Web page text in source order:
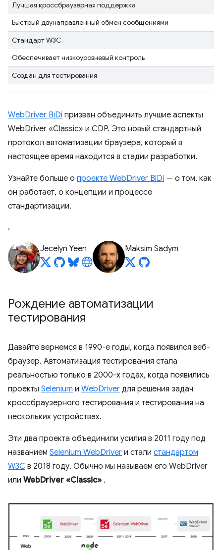
Лучшая кроссбраузерная поддержка
Быстрый двунаправленный обмен сообщениями
Стандарт W3C
Обеспечивает низкоуровневый контроль
Создан для тестирования
WebDriver BiDi призван объединить лучшие аспекты
WebDriver «Classic» и CDP. Это новый стандартный
протокол автоматизации браузера, который в
настоящее время находится в стадии разработки.
Узнайте больше о проекте WebDriver BiDi — о том, как
он работает, о концепции и процессе
стандартизации.
,
Jecelyn Yeen Maksim Sadym
Рождение автоматизации
тестирования
Давайте вернемся в 1990-е годы, когда появился веб-
браузер. Автоматизация тестирования стала
реальностью только в 2000-х годах, когда появились
проекты Selenium и WebDriver для решения задач
кроссбраузерного тестирования и тестирования на
нескольких устройствах.
Эти два проекта объединили усилия в 2011 году под
названием Selenium WebDriver и стали стандартом
W3C в 2018 году. Обычно мы называем его WebDriver
или WebDriver «Classic» .